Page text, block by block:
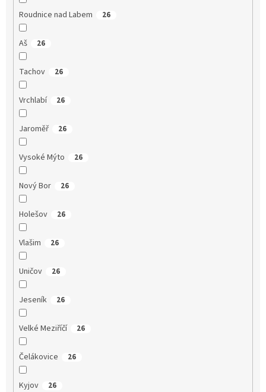
Roudnice nad Labem 26
Aš 26
Tachov 26
Vrchlabí 26
Jaroměř 26
Vysoké Mýto 26
Nový Bor 26
Holešov 26
Vlašim 26
Uničov 26
Jeseník 26
Velké Meziříčí 26
Čelákovice 26
Kyjov 26